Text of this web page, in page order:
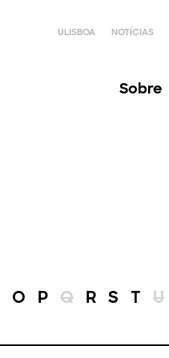
ULISBOA NOTÍCIAS
Sobre
O P Q R S T U